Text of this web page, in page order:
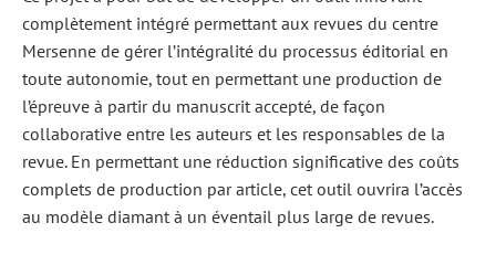
complètement intégré permettant aux revues du centre
Mersenne de gérer l’intégralité du processus éditorial en
toute autonomie, tout en permettant une production de
l’épreuve à partir du manuscrit accepté, de façon
collaborative entre les auteurs et les responsables de la
revue. En permettant une réduction significative des coûts
complets de production par article, cet outil ouvrira l’accès
au modèle diamant à un éventail plus large de revues.